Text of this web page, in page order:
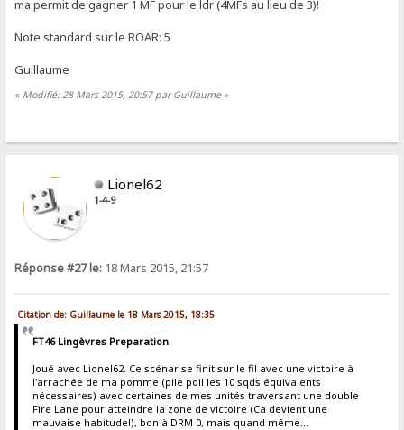
ma permit de gagner 1 MF pour le ldr (4MFs au lieu de 3)!
Note standard sur le ROAR: 5
Guillaume
« Modifié: 28 Mars 2015, 20:57 par Guillaume»
Lionel62
1-4-9
Réponse #27 le: 18 Mars 2015, 21:57
Citation de: Guillaume le 18 Mars 2015, 18:35
FT46 Lingèvres Preparation
Joué avec Lionel62. Ce scénar se finit sur le fil avec une victoire à
l'arrachée de ma pomme (pile poil les 10 sqds équivalents
nécessaires) avec certaines de mes unités traversant une double
Fire Lane pour atteindre la zone de victoire (Ca devient une
mauvaise habitude!), bon à DRM 0, mais quand même...